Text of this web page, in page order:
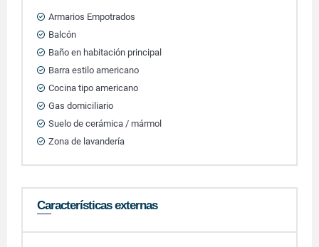
Armarios Empotrados
Balcón
Baño en habitación principal
Barra estilo americano
Cocina tipo americano
Gas domiciliario
Suelo de cerámica / mármol
Zona de lavandería
Características externas